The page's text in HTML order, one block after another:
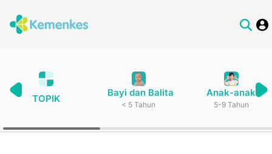
TOPIK
Bayi dan Balita
< 5 Tahun
Anak-anak
5-9 Tahun